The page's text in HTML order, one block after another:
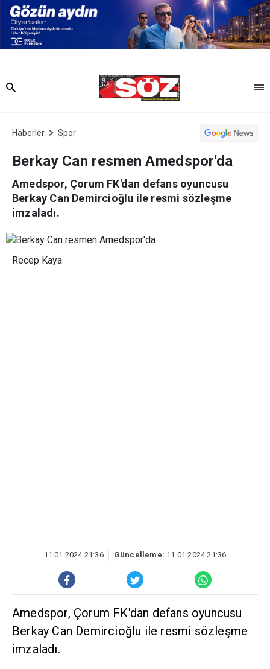
Haberler Spor
Berkay Can resmen Amedspor'da
Amedspor, Çorum FK'dan defans oyuncusu
Berkay Can Demircioğlu ile resmi sözleşme
imzaladı.
Recep Kaya
11.01.2024 21:36 Güncelleme: 11.01.2024 21:36
Amedspor, Çorum FK'dan defans oyuncusu
Berkay Can Demircioğlu ile resmi sözleşme
imzaladı.